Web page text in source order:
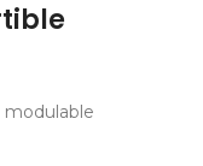
modulable